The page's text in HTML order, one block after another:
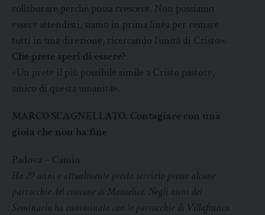
collaborare perché possa crescere. Non possiamo
essere attendisti, siamo in prima linea per remare
tutti in una direzione, ricercando l’unità di Cristo».
Che prete speri di essere?
«Un prete il più possibile simile a Cristo pastore,
amico di questa umanità».
MARCO SCAGNELLATO. Contagiare con una
gioia che non ha fine
Padova – Camin
Ha 29 anni e attualmente presta servizio presso alcune
parrocchie del comune di Monselice. Negli anni del
Seminario ha camminato con le parrocchie di Villafranca